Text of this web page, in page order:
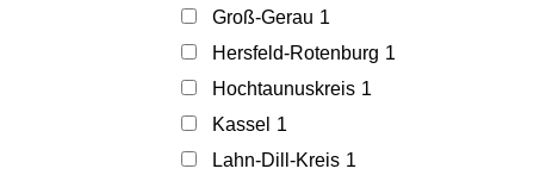
Groß-Gerau 1
Hersfeld-Rotenburg 1
Hochtaunuskreis 1
Kassel 1
Lahn-Dill-Kreis 1